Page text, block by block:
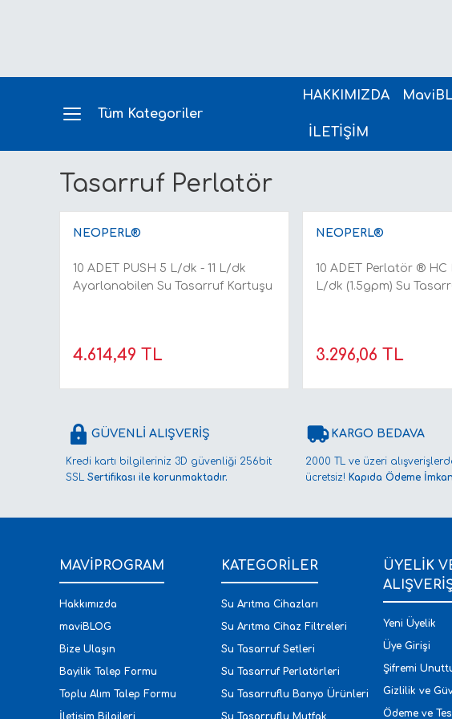
Tüm Kategoriler
HAKKIMIZDA
İLETİŞİM
Tasarruf Perlatör
NEOPERL®
10 ADET PUSH 5 L/dk - 11 L/dk
Ayarlanabilen Su Tasarruf Kartuşu
4.614,49 TL
NEOPERL®
10 ADET Perlatör ® HC
L/dk (1.5gpm) Su
3.296,06 TL
GÜVENLİ ALIŞVERİŞ
Kredi kartı bilgileriniz 3D güvenliği 256bit
SSL Sertifikası ile korunmaktadır.
KARGO BEDAVA
2000 TL ve üzeri
ücretsiz! Kapıda Ödeme
MAVİPROGRAM
Hakkımızda
maviBLOG
Bize Ulaşın
Bayilik Talep Formu
Toplu Alım Talep Formu
İletişim Bilgileri
KATEGORİLER
Su Arıtma Cihazları
Su Arıtma Cihaz Filtreleri
Su Tasarruf Setleri
Su Tasarruf Perlatörleri
Su Tasarruflu Banyo Ürünleri
Su Tasarruflu Mutfak
ÜYELİK
Yeni Üyelik
Üye Girişi
Şifremi
Gizlilik ve
Ödeme ve